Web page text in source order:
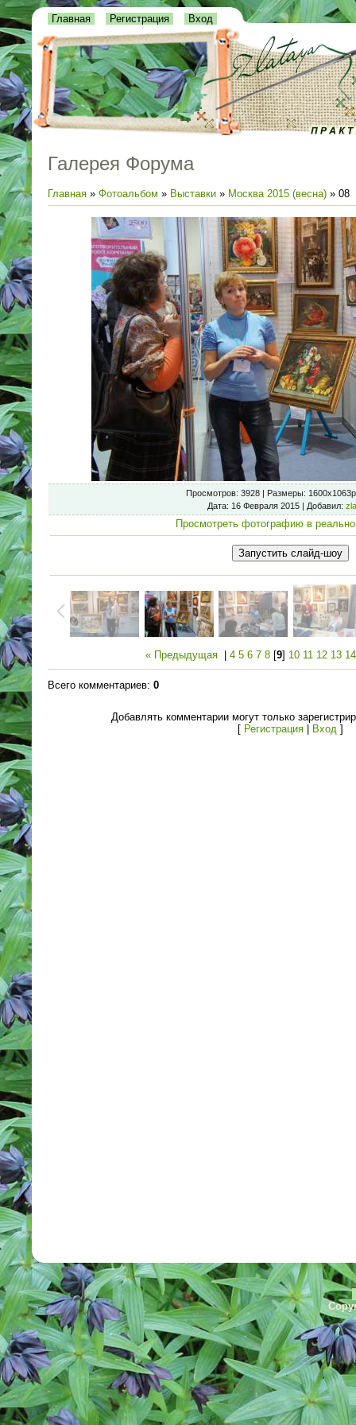
Главная Регистрация Вход
Галерея Форума
Главная » Фотоальбом » Выставки » Москва 2015 (весна) » 08
Просмотров: 3928 | Размеры:
Дата: 16 Февраля 2015 | Добавил:
Просмотреть фотографию в
« Предыдущая| 4 5 6 7 8[9] 10 11 12 13 14
Всего комментариев: 0
Добавлять комментарии могут только
[ Регистрация| Вход ]